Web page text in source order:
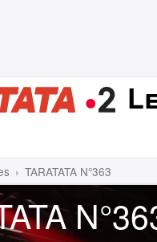
TARATATA N°363